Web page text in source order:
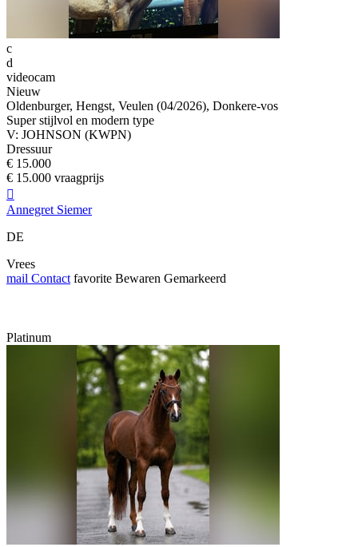
c
d
videocam
Nieuw
Oldenburger, Hengst, Veulen (04/2026), Donkere-vos
Super stijlvol en modern type
V: JOHNSON (KWPN)
Dressuur
€ 15.000
€ 15.000 vraagprijs

Annegret Siemer
DE
Vrees
mail Contact favorite Bewaren Gemarkeerd
Platinum